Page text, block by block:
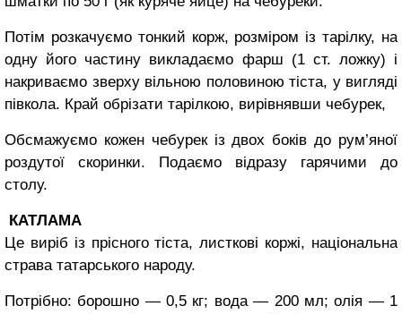
Потім розкачуємо тон­кий корж, розміром із тарілку, на
одну його частину викладаємо фарш (1 ст. ложку) і
накриваємо зверху вільною половиною тіста, у вигляді
півкола. Край обрізати тарілкою, вирівнявши чебурек,
Обсмажуємо кожен чебу­рек із двох боків до рум’яної
роздутої скоринки. Подаємо відразу гарячими до
столу.
КАТЛАМА
Це виріб із прісного тіста, листкові коржі, національна
страва та­тарського народу.
Потрібно: борошно — 0,5 кг; вода — 200 мл; олія — 1